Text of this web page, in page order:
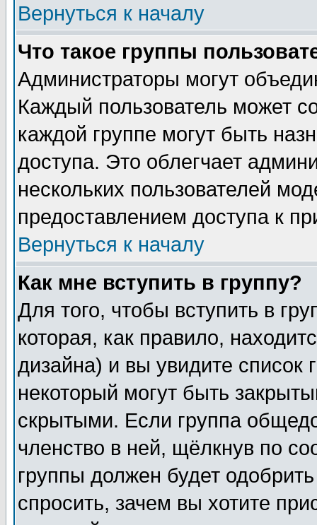
Вернуться к началу
Что такое группы
Администраторы могут
Каждый пользователь может
каждой группе могут быть
доступа. Это облегчает
нескольких пользователей
предоставлением доступа к
Вернуться к началу
Как мне вступить в группу?
Для того, чтобы вступить в
которая, как правило,
дизайна) и вы увидите список
некоторый могут быть
скрытыми. Если группа
членство в ней, щёлкнув по
группы должен будет
спросить, зачем вы хотите